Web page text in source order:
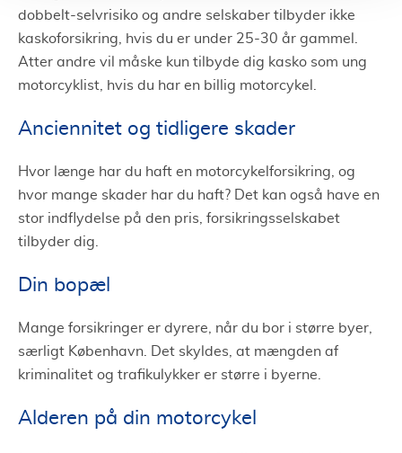
dobbelt-selvrisiko og andre selskaber tilbyder ikke
kaskoforsikring, hvis du er under 25-30 år gammel.
Atter andre vil måske kun tilbyde dig kasko som ung
motorcyklist, hvis du har en billig motorcykel.
Anciennitet og tidligere skader
Hvor længe har du haft en motorcykelforsikring, og
hvor mange skader har du haft? Det kan også have en
stor indflydelse på den pris, forsikringsselskabet
tilbyder dig.
Din bopæl
Mange forsikringer er dyrere, når du bor i større byer,
særligt København. Det skyldes, at mængden af
kriminalitet og trafikulykker er større i byerne.
Alderen på din motorcykel